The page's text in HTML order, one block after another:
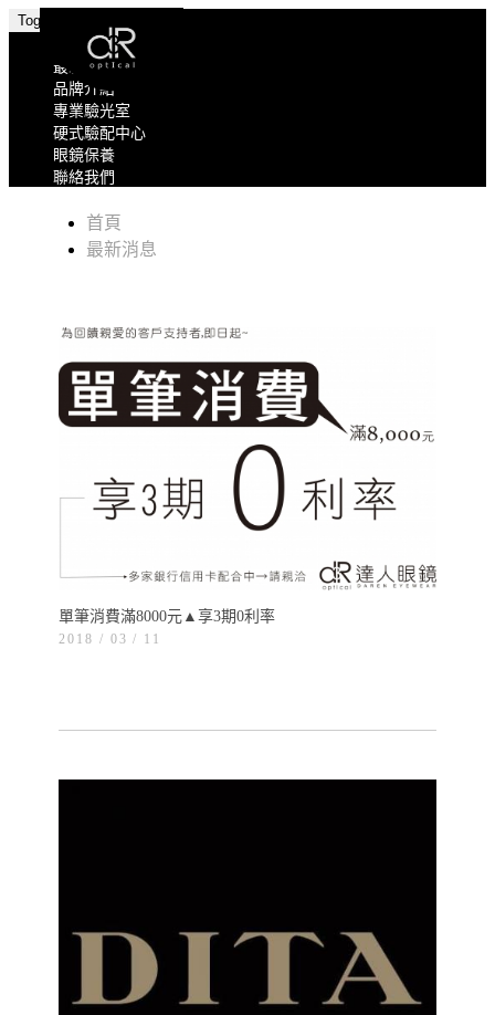
Toggle navigation
關於我們
最新消息
品牌介紹
專業驗光室
硬式驗配中心
眼鏡保養
聯絡我們
首頁
最新消息
單筆消費滿8000元▲享3期0利率
2018 / 03 11